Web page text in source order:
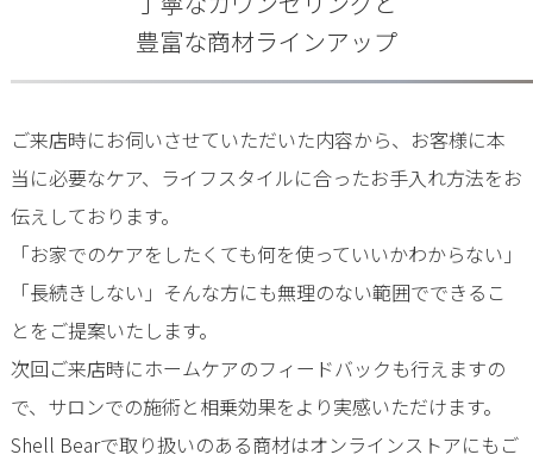
豊富な商材ラインアップ
ご来店時にお伺いさせていただいた内容から、お客様に本
当に必要なケア、ライフスタイルに合ったお手入れ方法をお
伝えしております。
「お家でのケアをしたくても何を使っていいかわからない」
「長続きしない」そんな方にも無理のない範囲でできるこ
とをご提案いたします。
次回ご来店時にホームケアのフィードバックも行えますの
で、サロンでの施術と相乗効果をより実感いただけます。
Shell Bearで取り扱いのある商材はオンラインストアにもご